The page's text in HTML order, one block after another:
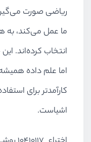
ریاضی صورت
ما عمل می‌کند، به
انتخاب کرده‌اند.
اما علم داده
کارآمدتر برای
اشیاست.